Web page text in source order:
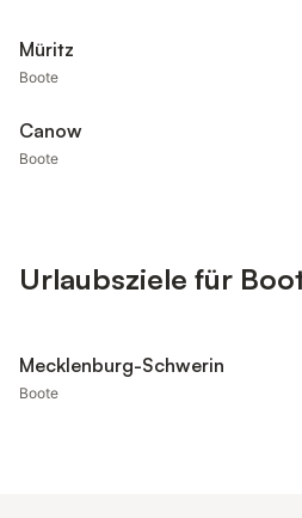
Müritz
Boote
Canow
Boote
Urlaubsziele für
Mecklenburg-Schwerin
Boote